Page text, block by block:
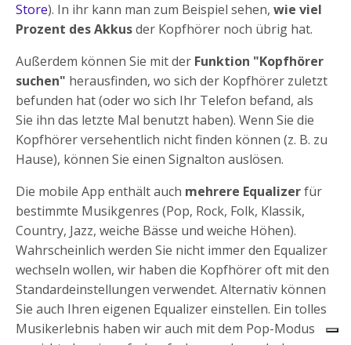
Store). In ihr kann man zum Beispiel sehen, wie viel
Prozent des Akkusder Kopfhörer noch übrig hat.
Außerdem können Sie mit der Funktion "Kopfhörer
suchen" herausfinden, wo sich der Kopfhörer zuletzt
befunden hat (oder wo sich Ihr Telefon befand, als
Sie ihn das letzte Mal benutzt haben). Wenn Sie die
Kopfhörer versehentlich nicht finden können (z. B. zu
Hause), können Sie einen Signalton auslösen.
Die mobile App enthält auch mehrere Equalizerfür
bestimmte Musikgenres (Pop, Rock, Folk, Klassik,
Country, Jazz, weiche Bässe und weiche Höhen).
Wahrscheinlich werden Sie nicht immer den Equalizer
wechseln wollen, wir haben die Kopfhörer oft mit den
Standardeinstellungen verwendet. Alternativ können
Sie auch Ihren eigenen Equalizer einstellen. Ein tolles
Musikerlebnis haben wir auch mit dem Pop-Modus
Niceboy HIVE Aura 4 ANC
Bewertung:3.7/5